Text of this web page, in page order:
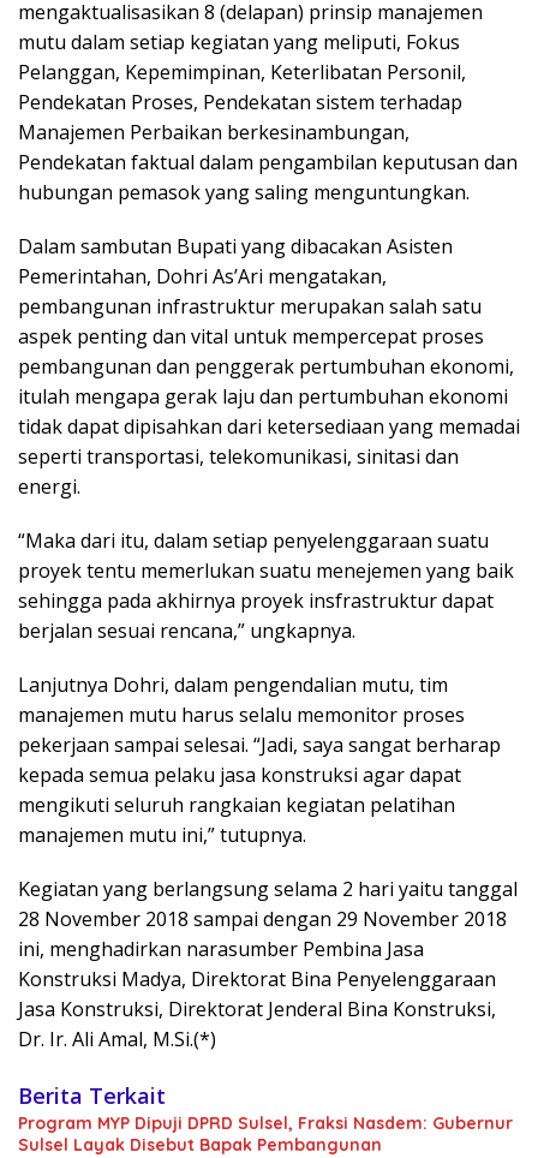
mengaktualisasikan 8 (delapan) prinsip manajemen
mutu dalam setiap kegiatan yang meliputi, Fokus
Pelanggan, Kepemimpinan, Keterlibatan Personil,
Pendekatan Proses, Pendekatan sistem terhadap
Manajemen Perbaikan berkesinambungan,
Pendekatan faktual dalam pengambilan keputusan dan
hubungan pemasok yang saling menguntungkan.
Dalam sambutan Bupati yang dibacakan Asisten
Pemerintahan, Dohri As’Ari mengatakan,
pembangunan infrastruktur merupakan salah satu
aspek penting dan vital untuk mempercepat proses
pembangunan dan penggerak pertumbuhan ekonomi,
itulah mengapa gerak laju dan pertumbuhan ekonomi
tidak dapat dipisahkan dari ketersediaan yang memadai
seperti transportasi, telekomunikasi, sinitasi dan
energi.
“Maka dari itu, dalam setiap penyelenggaraan suatu
proyek tentu memerlukan suatu menejemen yang baik
sehingga pada akhirnya proyek insfrastruktur dapat
berjalan sesuai rencana,” ungkapnya.
Lanjutnya Dohri, dalam pengendalian mutu, tim
manajemen mutu harus selalu memonitor proses
pekerjaan sampai selesai. “Jadi, saya sangat berharap
kepada semua pelaku jasa konstruksi agar dapat
mengikuti seluruh rangkaian kegiatan pelatihan
manajemen mutu ini,” tutupnya.
Kegiatan yang berlangsung selama 2 hari yaitu tanggal
28 November 2018 sampai dengan 29 November 2018
ini, menghadirkan narasumber Pembina Jasa
Konstruksi Madya, Direktorat Bina Penyelenggaraan
Jasa Konstruksi, Direktorat Jenderal Bina Konstruksi,
Dr. Ir. Ali Amal, M.Si.(*)
Berita Terkait
Program MYP Dipuji DPRD Sulsel, Fraksi Nasdem: Gubernur
Sulsel Layak Disebut Bapak Pembangunan